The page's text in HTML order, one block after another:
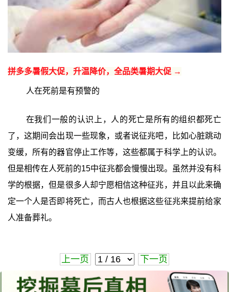
拼多多暑假大促，升温降价，全品类暑期大促 →
人在死前是有预警的
在我们一般的认识上，人的死亡是所有的组织都死亡
了，这期间会出现一些现象，或者说征兆吧，比如心脏跳动
变缓，所有的器官停止工作等，这些都属于科学上的认识。
但是相传在人死前的15中征兆都会慢慢出现。虽然并没有科
学的根据，但是很多人却宁愿相信这种征兆，并且以此来确
定一个人是否即将死亡，而古人也根据这些征兆来提前给家
人准备葬礼。
上一页 下一页